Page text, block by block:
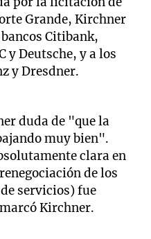
Grande, Kirchner
Citibank,
y Deutsche, y a los
y Dresdner.
duda de "que la
muy bien".
clara en
de los
servicios) fue
Kirchner.